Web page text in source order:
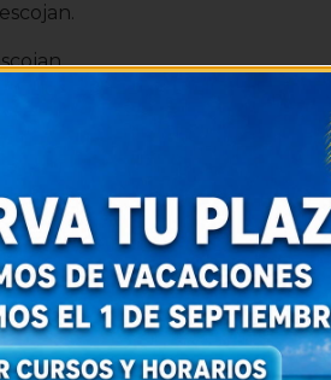
niño en aparecer en una